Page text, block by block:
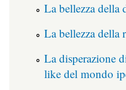
La bellezza della
La bellezza della
La disperazione
like del mondo